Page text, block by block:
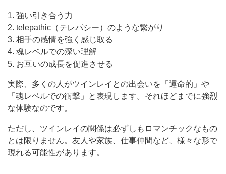
1. 強い引き合う力
2. telepathic（テレパシー）のような繋がり
3. 相手の感情を強く感じ取る
4. 魂レベルでの深い理解
5. お互いの成長を促進させる
実際、多くの人がツインレイとの出会いを「運命的」や
「魂レベルでの衝撃」と表現します。それほどまでに強烈
な体験なのです。
ただし、ツインレイの関係は必ずしもロマンチックなもの
とは限りません。友人や家族、仕事仲間など、様々な形で
現れる可能性があります。